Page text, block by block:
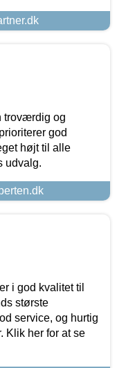
troværdig og
god
højt til alle
udvalg.
i god kvalitet til
største
service, og hurtig
Klik her for at se